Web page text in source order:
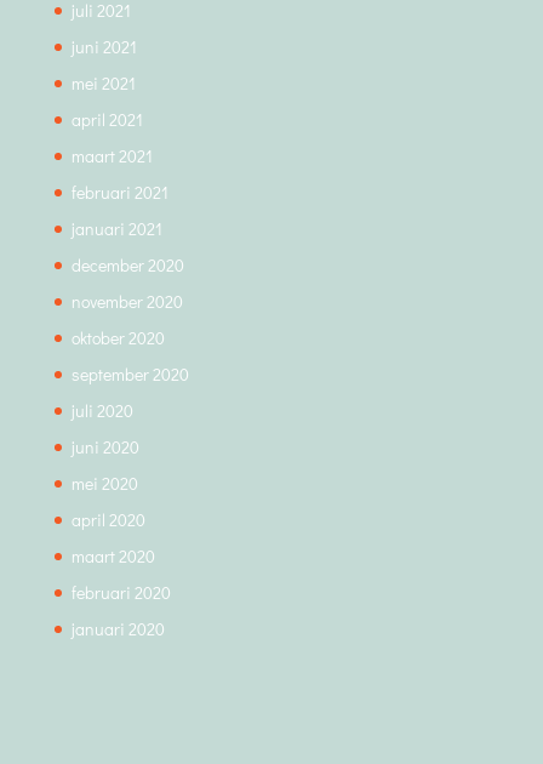
juli 2021
juni 2021
mei 2021
april 2021
maart 2021
februari 2021
januari 2021
december 2020
november 2020
oktober 2020
september 2020
juli 2020
juni 2020
mei 2020
april 2020
maart 2020
februari 2020
januari 2020